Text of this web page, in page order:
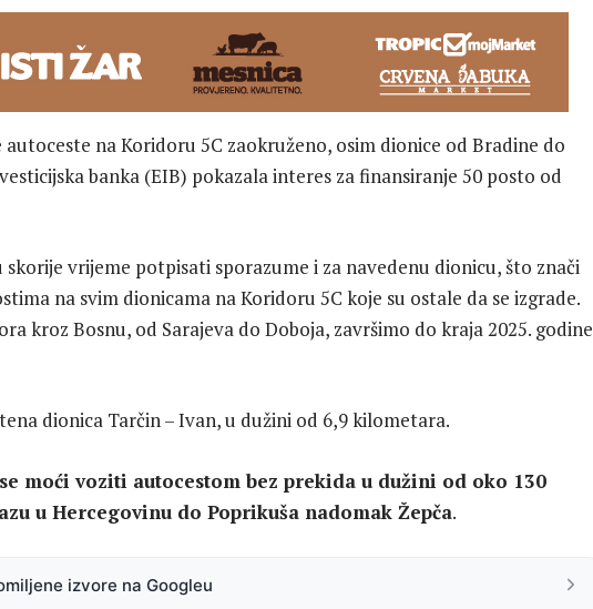
na Koridoru 5C zaokruženo, osim dionice od Bradine do
banka (EIB) pokazala interes za finansiranje 50 posto od
skorije vrijeme potpisati sporazume i za navedenu dionicu, što znači
na svim dionicama na Koridoru 5C koje su ostale da se izgrade.
kroz Bosnu, od Sarajeva do Doboja, završimo do kraja 2025. godine
dionica Tarčin – Ivan, u dužini od 6,9 kilometara.
moći voziti autocestom bez prekida u dužini od oko 130
u Hercegovinu do Poprikuša nadomak Žepča.
izvore na Googleu